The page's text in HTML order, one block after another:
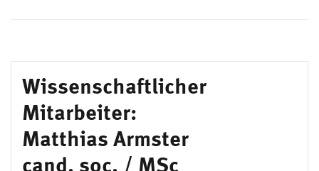
Wissenschaftlicher
Mitarbeiter:
Matthias Armster
cand. soc. / MSc